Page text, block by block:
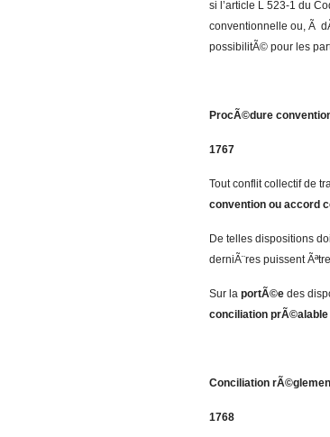
si l’article L 523-1 du
conventionnelle ou, Ã
possibilitÃ© pour les
ProcÃ©dure
1767
Tout conflit collectif de
convention ou accord
De telles dispositions
derniÃ¨res puissent
Sur la portÃ©e des
conciliation prÃ©alable
Conciliation
1768